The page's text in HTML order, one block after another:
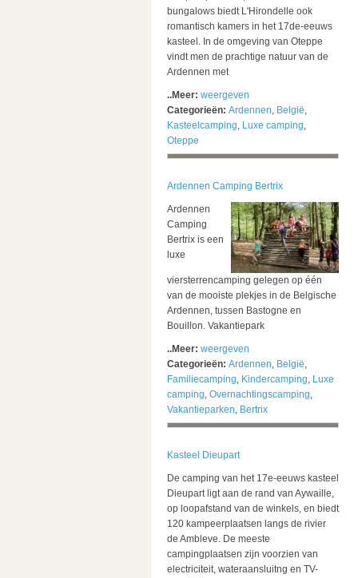
bungalows biedt L'Hirondelle ook
romantisch kamers in het 17de-eeuws
kasteel. In de omgeving van Oteppe
vindt men de prachtige natuur van de
Ardennen met
..Meer: weergeven
Categorieën: Ardennen, België,
Kasteelcamping, Luxe camping,
Oteppe
Ardennen Camping Bertrix
Ardennen
Camping
Bertrix is een
luxe
viersterrencamping gelegen op één
van de mooiste plekjes in de Belgische
Ardennen, tussen Bastogne en
Bouillon. Vakantiepark
..Meer: weergeven
Categorieën: Ardennen, België,
Familiecamping, Kindercamping, Luxe
camping, Overnachtingscamping,
Vakantieparken, Bertrix
Kasteel Dieupart
De camping van het 17e-eeuws kasteel
Dieupart ligt aan de rand van Aywaille,
op loopafstand van de winkels, en biedt
120 kampeerplaatsen langs de rivier
de Ambleve. De meeste
campingplaatsen zijn voorzien van
electriciteit, wateraansluitng en TV-